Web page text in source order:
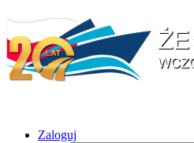
Zaloguj